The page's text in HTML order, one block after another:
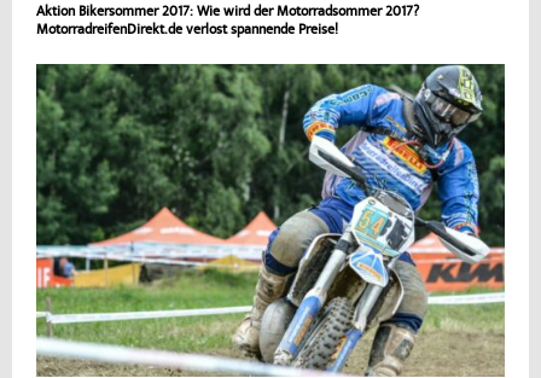
Aktion Bikersommer 2017: Wie wird der Motorradsommer 2017?
MotorradreifenDirekt.de verlost spannende Preise!